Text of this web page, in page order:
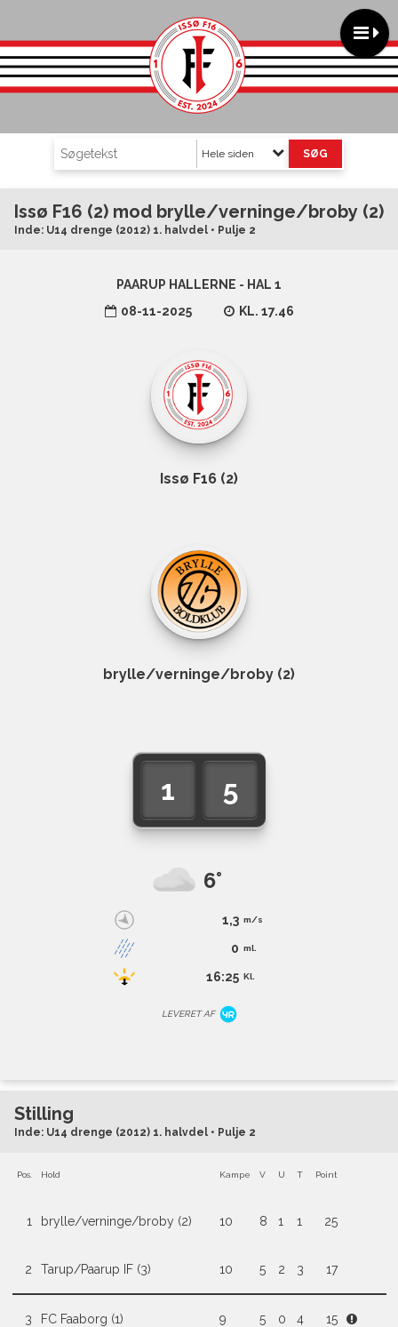
Hele siden
Issø F16 (2) mod brylle/verninge/broby (2)
Inde: U14 drenge (2012) 1. halvdel • Pulje 2
PAARUP HALLERNE - HAL 1
08-11-2025
KL. 17.46
Issø F16 (2)
1 5
6°
1,3 m/s
0 ml.
16:25 Kl.
LEVERET AF
brylle/verninge/broby (2)
Stilling
Inde: U14 drenge (2012) 1. halvdel • Pulje 2
Pos. Hold Kampe V U T Point
1 brylle/verninge/broby (2) 10 8 1 1 25
2 Tarup/Paarup IF (3) 10 5 2 3 17
3 FC Faaborg (1) 9 5 0 4 15